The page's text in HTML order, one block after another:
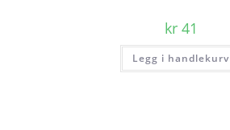
kr41
Legg i handlekurv